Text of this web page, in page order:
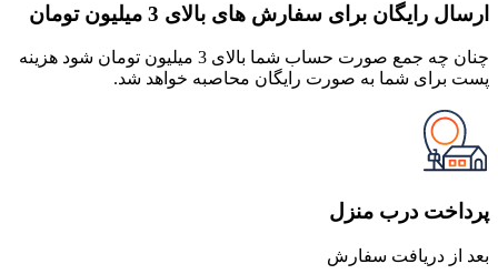
ارسال رایگان برای سفارش های بالای 3 میلیون تومان
چنان چه جمع صورت حساب شما بالای 3 میلیون تومان شود هزینه
پست برای شما به صورت رایگان محاصبه خواهد شد.
پرداخت درب منزل
بعد از دریافت سفارش